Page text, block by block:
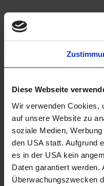
Diese Webseite
Wir verwenden Cookies,
auf unsere Website zu
soziale Medien,
den USA statt. Aufgrund
es in der USA kein
Daten garantiert
Überwachungszwecken